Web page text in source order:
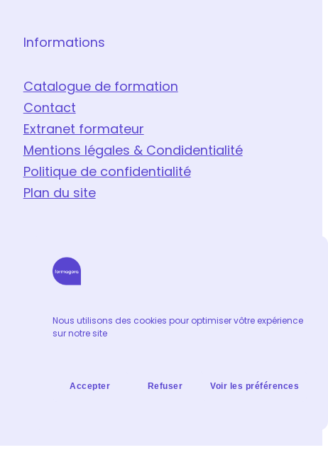
Nous utilisons des cookies pour optimiser vôtre expérience
sur notre site
Accepter Refuser Voir les préférences
Informations
Catalogue de formation
Contact
Extranet formateur
Mentions légales & Condidentialité
Politique de confidentialité
Plan du site